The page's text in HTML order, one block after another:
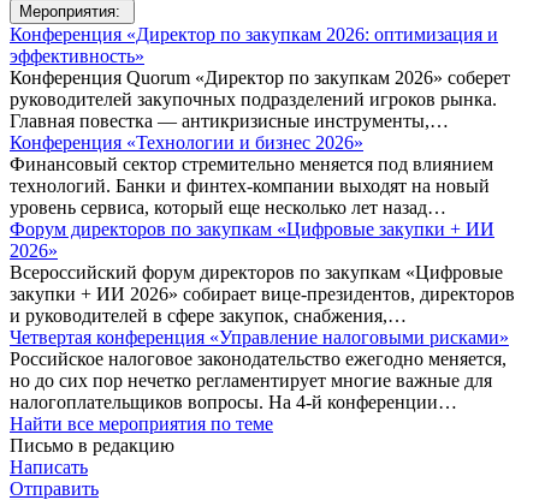
Мероприятия:
Конференция «Директор по закупкам 2026: оптимизация и
эффективность»
Конференция Quorum «Директор по закупкам 2026» соберет
руководителей закупочных подразделений игроков рынка.
Главная повестка — антикризисные инструменты,…
Конференция «Технологии и бизнес 2026»
Финансовый сектор стремительно меняется под влиянием
технологий. Банки и финтех-компании выходят на новый
уровень сервиса, который еще несколько лет назад…
Форум директоров по закупкам «Цифровые закупки + ИИ
2026»
Всероссийский форум директоров по закупкам «Цифровые
закупки + ИИ 2026» собирает вице-президентов, директоров
и руководителей в сфере закупок, снабжения,…
Четвертая конференция «Управление налоговыми рисками»
Российское налоговое законодательство ежегодно меняется,
но до сих пор нечетко регламентирует многие важные для
налогоплательщиков вопросы. На 4-й конференции…
Найти все мероприятия по теме
Письмо в редакцию
Написать
Отправить